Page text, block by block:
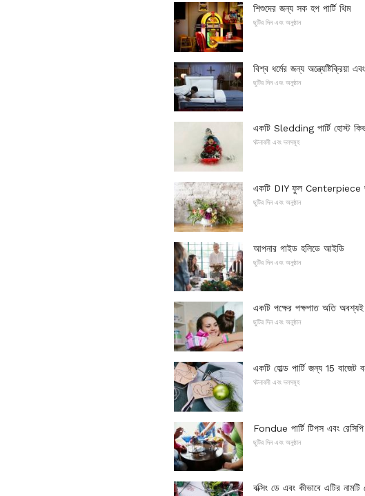
শিশুদের জন্য সক হপ পার্টি থিম
ছুটির দিন এবং অনুষ্ঠান
বিশ্ব ধর্মের জন্য অন্ত্যেষ্টিক্রিয়া
ছুটির দিন এবং অনুষ্ঠান
একটি Sledding পার্টি হোস্ট
ঘটনাবলী এবং দলসমূহ
একটি DIY ফুল Centerpiece
ছুটির দিন এবং অনুষ্ঠান
আপনার গাইড হলিডে আইডি
ছুটির দিন এবং অনুষ্ঠান
একটি পক্ষের পক্ষপাত অতি
ছুটির দিন এবং অনুষ্ঠান
একটি হোল্ড পার্টি জন্য 15 বাজেট
ঘটনাবলী এবং দলসমূহ
Fondue পার্টি টিপস এবং রেসিপি
ছুটির দিন এবং অনুষ্ঠান
বক্সিং ডে এবং কীভাবে এটির নামটি